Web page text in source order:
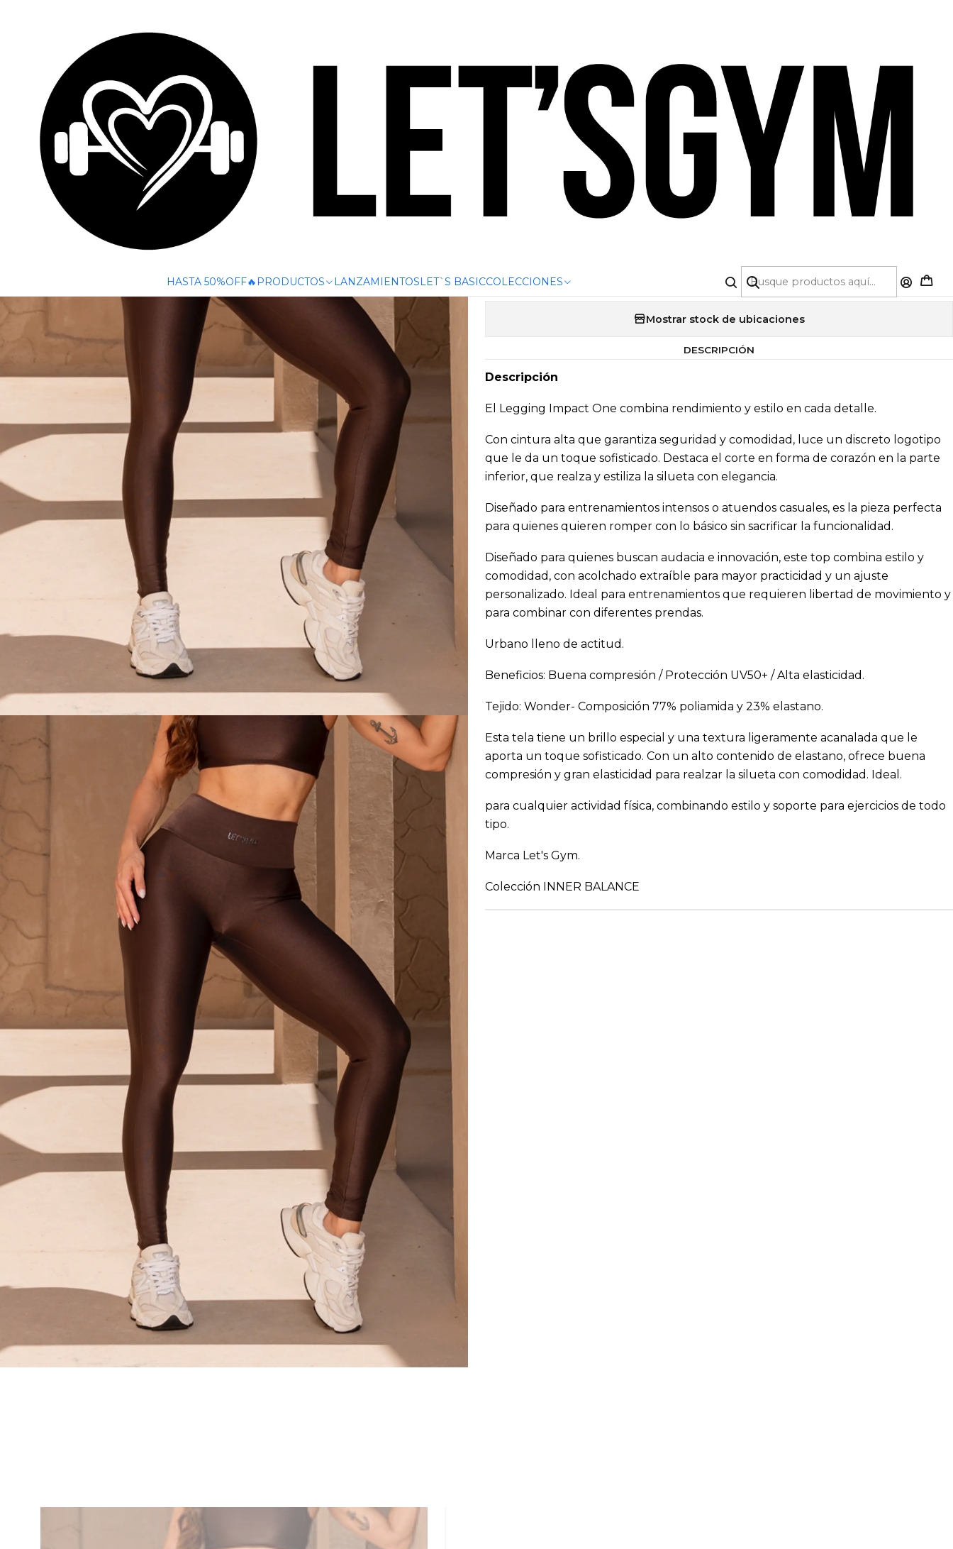
HASTA 50%OFF🔥 PRODUCTOS LANZAMIENTOSLET`S BASICCOLECCIONES
|
CALZA DEPORTIVA IMPACT ONE
(Cod.2962)
TALLA
S L
Agregar a la lista de favoritos
Mostrar stock de ubicaciones
DESCRIPCIÓN
Descripción
El Legging Impact One combina rendimiento y estilo en cada detalle.
Con cintura alta que garantiza seguridad y comodidad, luce un discreto logotipo
que le da un toque sofisticado. Destaca el corte en forma de corazón en la parte
inferior, que realza y estiliza la silueta con elegancia.
Diseñado para entrenamientos intensos o atuendos casuales, es la pieza perfecta
para quienes quieren romper con lo básico sin sacrificar la funcionalidad.
Diseñado para quienes buscan audacia e innovación, este top combina estilo y
comodidad, con acolchado extraíble para mayor practicidad y un ajuste
personalizado. Ideal para entrenamientos que requieren libertad de movimiento y
para combinar con diferentes prendas.
Urbano lleno de actitud.
Beneficios: Buena compresión / Protección UV50+ / Alta elasticidad.
Tejido: Wonder- Composición 77% poliamida y 23% elastano.
Esta tela tiene un brillo especial y una textura ligeramente acanalada que le
aporta un toque sofisticado. Con un alto contenido de elastano, ofrece buena
compresión y gran elasticidad para realzar la silueta con comodidad. Ideal.
para cualquier actividad física, combinando estilo y soporte para ejercicios de todo
tipo.
Marca Let's Gym.
Colección INNER BALANCE